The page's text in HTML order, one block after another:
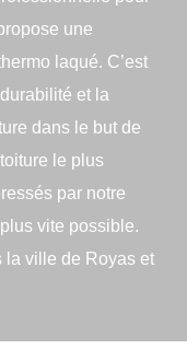
une
laqué. C’est
et la
dans le but de
le plus
par notre
vite possible.
la ville de Royas et